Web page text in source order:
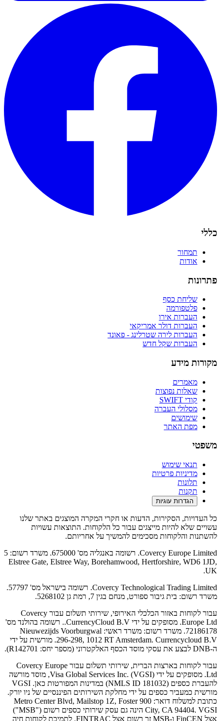
כללי
תמחור
אודות
פתרונות
שליחת כסף
פלטפורמה
העברות אירו
העברות דולר אמריקאי
העברות לירה שטרלינג - פאונד
העברות שקל חדש
מקורות מידע
מאמרים
שאלות נפוצות
קודי SWIFT
מסלולי העברה
שימושים
מפת האתר
משפטי
תנאי שימוש
מדיניות פרטיות
תלונות
תקנות
הגדרות עוגיות
כל העדויות, הסקירות, הדעות או חקרי המקרה המוצגים באתר שלנו
עשויים שלא להיות מייצגים עבור כל הלקוחות. התוצאות עשויות
להשתנות והלקוחות מסכימים להמשיך על אחריותם.
Covercy Europe Limited. רשומה באנגליה מס' 675000. משרד רשום: 5
Elstree Gate, Elstree Way, Borehamwood, Hertforshire, WD6 1JD,
UK.
Covercy Technological Trading Limited. רשומה בישראל מס' 57797.
משרד רשום: בית גיבור ספורט, מנחם בגין 7, רמת גן 5268102.
עבור לקוחות באזור הכלכלי האירופי, שירותי תשלום עבור Covercy
Europe Ltd. מסופקים על ידי CurrencyCloud B.V.. רשומה בהולנד מס'
72186178. משרד רשום: משרד ראשי: Nieuwezijds Voorburgwal
296-298, 1012 RT Amsterdam. Currencycloud B.V. מורשית על ידי
ה-DNB לבצע את עסקי מוסד הכסף האלקטרוני (מספר יחס: R142701).
עבור לקוחות בארצות הברית, שירותי תשלום עבור Covercy Europe
Ltd. מסופקים על ידי Visa Global Services Inc. (VGSI), מוסד מורשה
להעברת כספים (NMLS ID 181032) במדינות המפורטות כאן. VGSI
מורשית כמעביר כספים על ידי מחלקת השירותים הפיננסיים של ניו יורק.
כתובת למשלוח דואר: 900 Metro Center Blvd, Mailstop 1Z, Foster
City, CA 94404. VGSI הינה גם עסק שירותי כספים רשום ("MSB")
אצל FinCEN ו-MSB זר רשום אצל FINTRAC. לתמיכת לקוחות חיה